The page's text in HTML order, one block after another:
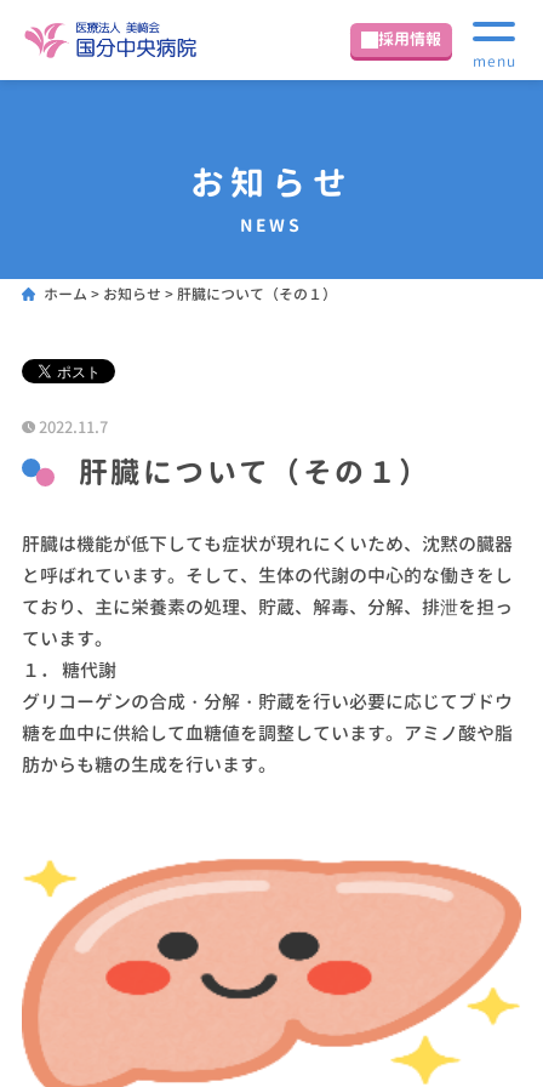
menu
採用情報
お知らせ
NEWS
ホーム > お知らせ >肝臓について（その１）
2022.11.7
肝臓について（その１）
肝臓は機能が低下しても症状が現れにくいため、沈黙の臓器
と呼ばれています。そして、生体の代謝の中心的な働きをし
ており、主に栄養素の処理、貯蔵、解毒、分解、排泄を担っ
ています。
１． 糖代謝
グリコーゲンの合成・分解・貯蔵を行い必要に応じてブドウ
糖を血中に供給して血糖値を調整しています。アミノ酸や脂
肪からも糖の生成を行います。